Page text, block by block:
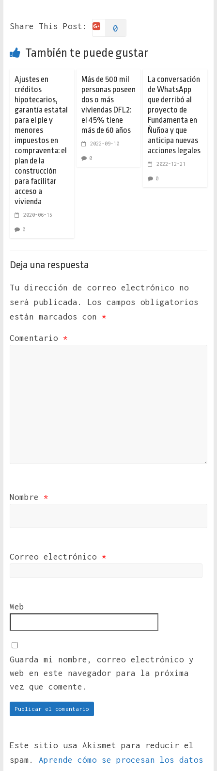
Share This Post: 0
También te puede gustar
Ajustes en
créditos
hipotecarios,
garantía estatal
para el pie y
menores
impuestos en
compraventa: el
plan de la
construcción
para facilitar
acceso a
vivienda
2020-06-15
0
Más de 500 mil
personas poseen
dos o más
viviendas DFL2:
el 45% tiene
más de 60 años
2022-09-10
0
La conversación
de WhatsApp
que derribó al
proyecto de
Fundamenta en
Ñuñoa y que
anticipa nuevas
acciones legales
2022-12-21
0
Deja una respuesta
Tu dirección de correo electrónico no
será publicada.
Los campos obligatorios
están marcados con *
Comentario *
Nombre *
Correo electrónico *
Web
Guarda mi nombre, correo electrónico y
web en este navegador para la próxima
vez que comente.
Este sitio usa Akismet para reducir el
spam. Aprende cómo se procesan los datos